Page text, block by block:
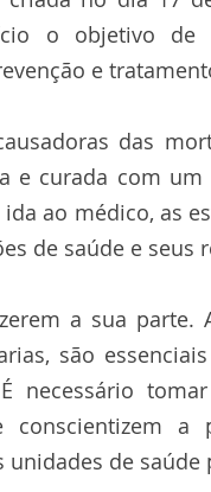
o objetivo de
e
das
e curada com um
ao médico, as
de saúde e seus
a sua
são
necessário
a
de